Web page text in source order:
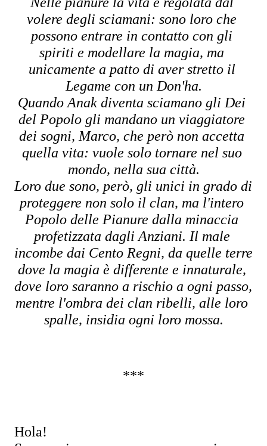
volere degli sciamani: sono loro che
possono entrare in contatto con gli
spiriti e modellare la magia, ma
unicamente a patto di aver stretto il
Legame con un Don'ha.
Quando Anak diventa sciamano gli Dei
del Popolo gli mandano un viaggiatore
dei sogni, Marco, che però non accetta
quella vita: vuole solo tornare nel suo
mondo, nella sua città.
Loro due sono, però, gli unici in grado di
proteggere non solo il clan, ma l'intero
Popolo delle Pianure dalla minaccia
profetizzata dagli Anziani. Il male
incombe dai Cento Regni, da quelle terre
dove la magia è differente e innaturale,
dove loro saranno a rischio a ogni passo,
mentre l'ombra dei clan ribelli, alle loro
spalle, insidia ogni loro mossa.
***
Hola!